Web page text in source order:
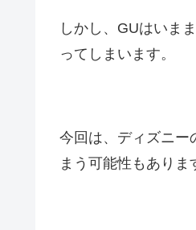
しかし、GUはいま
ってしまいます。
今回は、ディズニー
まう可能性もありま